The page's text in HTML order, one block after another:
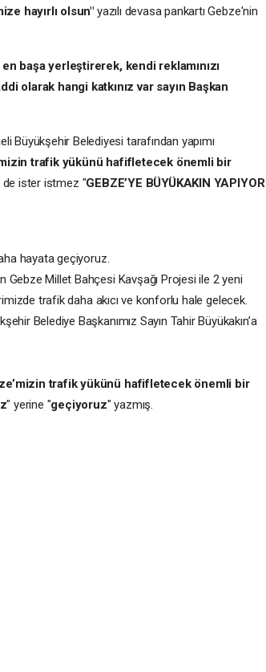
hayırlı olsun" yazılı devasa pankartı Gebze'nin
başa yerleştirerek, kendi reklamınızı
olarak hangi katkınız var sayın Başkan
Büyükşehir Belediyesi tarafından yapımı
trafik yükünü hafifletecek önemli bir
de ister istmez "GEBZE’YE BÜYÜKAKIN YAPIYOR
hayata geçiyoruz.
Gebze Millet Bahçesi Kavşağı Projesi ile 2 yeni
trafik daha akıcı ve konforlu hale gelecek.
Belediye Başkanımız Sayın Tahir Büyükakın’a
trafik yükünü hafifletecek önemli bir
" yerine "geçiyoruz" yazmış.